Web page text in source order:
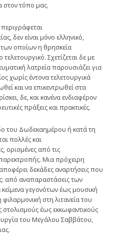
στον τόπο μας.
δεν είναι μόνο ελληνικό,
οποίων η θρησκεία
Σχετίζεται δε με
λατρεία παρουσιάζει για
χωρίς έντονα τελετουργικά
και να επικεντρωθεί στα
δε, και κανένα ενδιαφέρον
πράξεις και πρακτικές.
του Δωδεκαημέρου ή κατά τη
πολλές και
ορισμένες από τις
Μια πρόχειρη
δεκάδες αναρτήσεις που
από αναπαραστάσεις των
γεγονότων έως μουσική
στη λιτανεία του
έως εκκωφαντικούς
του Μεγάλου Σαββάτου,